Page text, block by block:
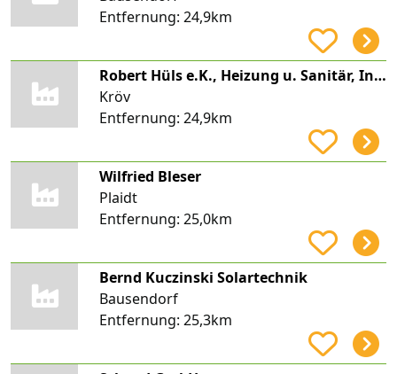
Entfernung: 24,9km
Robert Hüls e.K., Heizung u. Sanitär, Inhaber: Kai Uwe Schühlein
Kröv
Entfernung: 24,9km
Wilfried Bleser
Plaidt
Entfernung: 25,0km
Bernd Kuczinski Solartechnik
Bausendorf
Entfernung: 25,3km